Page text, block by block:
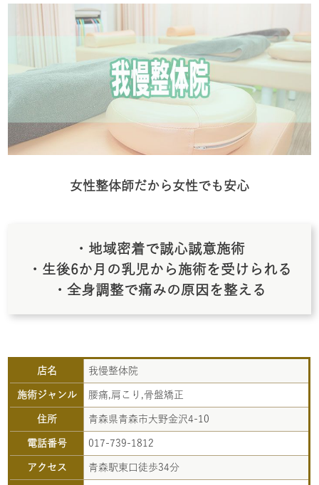
女性整体師だから女性でも安心
・地域密着で誠心誠意施術
・生後6か月の乳児から施術を受けられる
・全身調整で痛みの原因を整える
店名 我慢整体院
施術ジャンル 腰痛,肩こり,骨盤矯正
住所 青森県青森市大野金沢4-10
電話番号 017-739-1812
アクセス 青森駅東口徒歩34分